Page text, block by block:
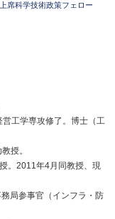
席科学技術政策フェロー
工学専攻修了。博士（工
授。
。2011年4月同教授、現
局参事官（インフラ・防